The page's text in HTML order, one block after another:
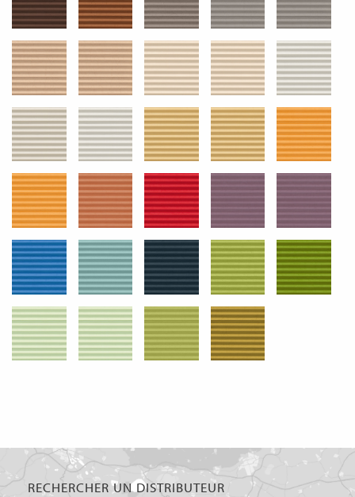
RECHERCHER UN DISTRIBUTEUR